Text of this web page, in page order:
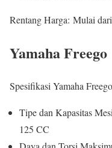
Rentang Harga: Mulai
Yamaha Freego
Spesifikasi Yamaha
Tipe dan Kapasitas
125 CC